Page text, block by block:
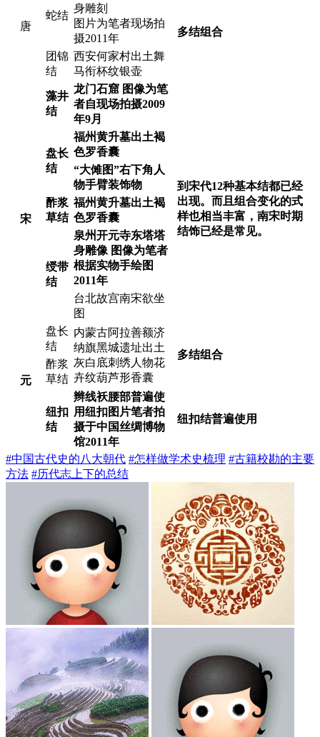
唐 多结组合
蛇结
身雕刻
图片为笔者现场拍
摄2011年
团锦
结
西安何家村出土舞
马衔杯纹银壶
藻井
结
龙门石窟 图像为笔
者自现场拍摄2009
年9月
宋
盘长
结
福州黄升墓出土褐
色罗香囊
到宋代12种基本结都已经
出现。而且组合变化的式
样也相当丰富，南宋时期
结饰已经是常见。
“大傩图”右下角人
物手臂装饰物
酢浆
草结
福州黄升墓出土褐
色罗香囊
绶带
结
泉州开元寺东塔塔
身雕像 图像为笔者
根据实物手绘图
2011年
台北故宫南宋欲坐
图
元
盘长
结
内蒙古阿拉善额济
纳旗黑城遗址出土
灰白底刺绣人物花
卉纹葫芦形香囊
多结组合
酢浆
草结
纽扣
结
辫线袄腰部普遍使
用纽扣图片笔者拍
摄于中国丝绸博物
馆2011年
纽扣结普遍使用
#中国古代史的八大朝代 #怎样做学术史梳理 #古籍校勘的主要
方法 #历代志上下的总结